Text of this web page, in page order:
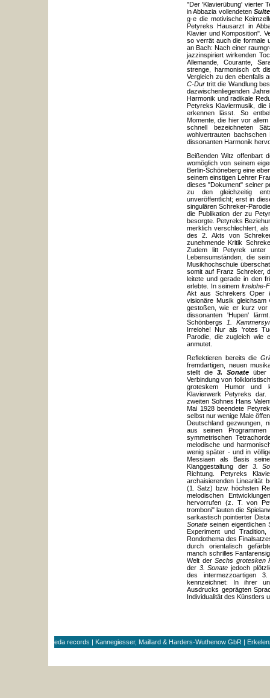
"Der 'Klavierübung' vierter
in Abbazia vollendeten
g-e die motivische
Petyreks Hausarzt in
Klavier und Komposition".
so verrät auch die formale
an Bach: Nach einer
jazzinspiriert wirkenden
Allemande, Courante,
strenge, harmonisch oft
Vergleich zu den ebenfalls
C-Dur tritt die Wandlung
dazwischenliegenden
Harmonik und radikale
Petyreks Klaviermusik, die
erkennen lässt. So
Momente, die hier vor
schnell bezeichneten
wohlvertrauten
dissonanten Harmonik
Beißenden Witz offenbart
womöglich von seinem
Berlin-Schöneberg eine
seinem einstigen Lehrer
dieses "Dokument" seiner
zu den gleichzeitig
unveröffentlicht; erst in
singulären Schreker-
die Publikation der zu
besorgte. Petyreks
merklich verschlechtert,
des 2. Akts von
zunehmende Kritik
Zudem litt Petyrek unter
Lebensumständen, die
Musikhochschule
somit auf Franz Schreker,
leitete und gerade in den
erlebte. In seinemlrrelohe-
Akt aus Schrekers Oper
visionäre Musik
gestoßen, wie er kurz vor
dissonanten 'Hupen'
Schönbergs 1.
Irrelohe! Nur als 'rotes
Parodie, die zugleich wie
anmutet.
Reflektieren bereits die
fremdartigen, neuen
stellt die 3. Sonate über
Verbindung von
groteskem Humor und
Klavierwerk Petyreks
zweiten Sohnes Hans
Mai 1928 beendete
selbst nur wenige Male
Deutschland gezwungen,
aus seinen
symmetrischen
melodische und
wenig später - und in
Messiaen als Basis
Klanggestaltung der 3.
Richtung. Petyreks
archaisierenden Linearität
(1. Satz) bzw. höchsten
melodischen
hervorrufen (z. T. von
tromboni" lauten die
sarkastisch pointierter
Sonate seinen eigentlichen
Experiment und
Rondothema des
durch orientalisch
manch schrilles
Welt derSechs grotesken
der 3. Sonate jedoch
des intermezzoartigen
kennzeichnet: In ihrer
Ausdrucks geprägten
Individualität des Künstlers
eda records | Kannegiesser, Maillard & Harders-Wuthenow GbR |